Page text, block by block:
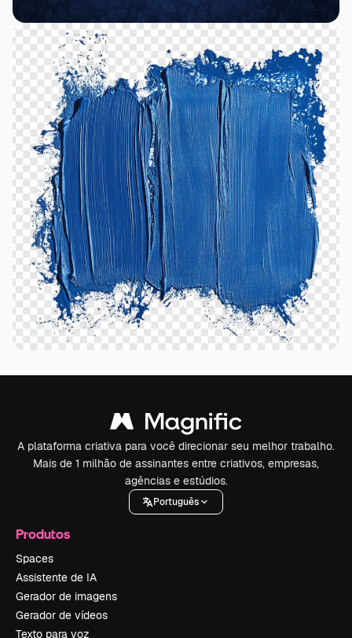
A plataforma criativa para você direcionar seu melhor trabalho.
Mais de 1 milhão de assinantes entre criativos, empresas,
agências e estúdios.
Português
Produtos
Spaces
Assistente de IA
Gerador de imagens
Gerador de vídeos
Texto para voz